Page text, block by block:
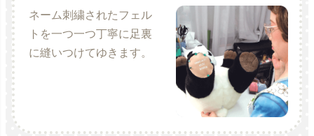
ネーム刺繍されたフェル
トを一つ一つ丁寧に足裏
に縫いつけてゆきます。